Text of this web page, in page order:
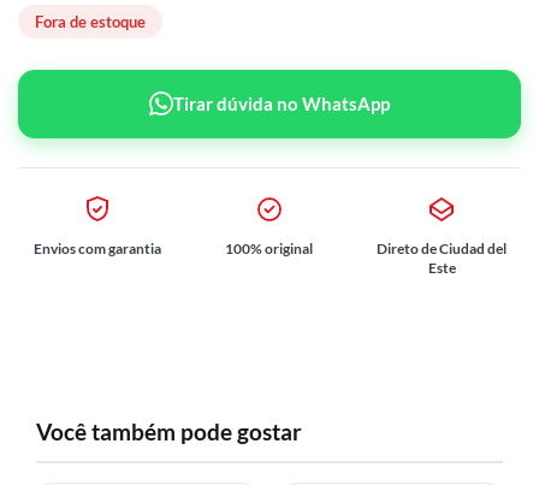
Fora de estoque
Tirar dúvida no WhatsApp
Envios com garantia 100% original
Direto de Ciudad del
Este
Você também pode gostar